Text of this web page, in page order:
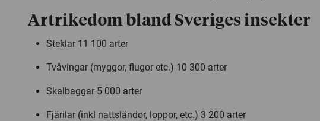
Artrikedom bland Sveriges insekter
Steklar 11 100 arter
Tvåvingar (myggor, flugor etc.) 10 300 arter
Skalbaggar 5 000 arter
Fjärilar (inkl nattsländor, loppor, etc.) 3 200 arter